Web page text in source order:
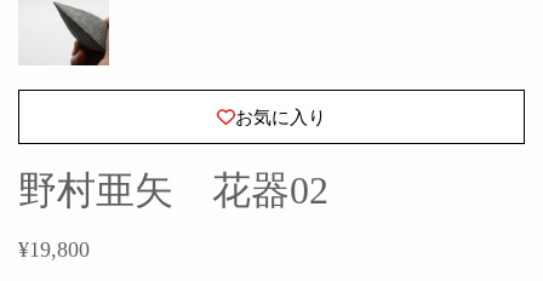
お気に入り
野村亜矢 花器02
¥19,800